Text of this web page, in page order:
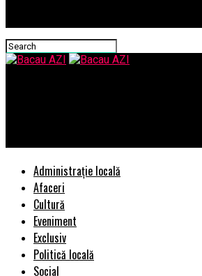
Administrație locală
Afaceri
Cultură
Eveniment
Exclusiv
Politică locală
Social